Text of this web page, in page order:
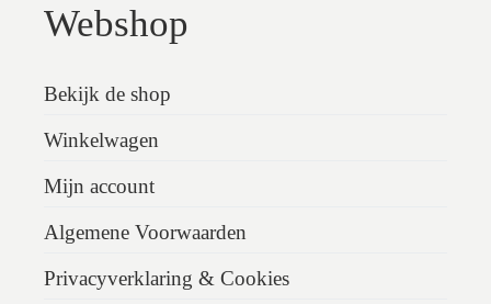
Webshop
Bekijk de shop
Winkelwagen
Mijn account
Algemene Voorwaarden
Privacyverklaring & Cookies